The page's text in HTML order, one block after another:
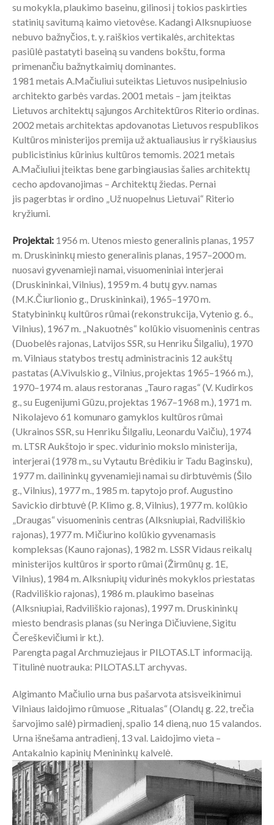
su mokykla, plaukimo baseinu, gilinosi į tokios paskirties
statinių savitumą kaimo vietovėse. Kadangi Alksnupiuose
nebuvo bažnyčios, t. y. raiškios vertikalės, architektas
pasiūlė pastatyti baseiną su vandens bokštu, forma
primenančiu bažnytkaimių dominantes.
1981 metais A.Mačiuliui suteiktas Lietuvos nusipelniusio
architekto garbės vardas. 2001 metais – jam įteiktas
Lietuvos architektų sąjungos Architektūros Riterio ordinas.
2002 metais architektas apdovanotas Lietuvos respublikos
Kultūros ministerijos premija už aktualiausius ir ryškiausius
publicistinius kūrinius kultūros temomis. 2021 metais
A.Mačiuliui įteiktas bene garbingiausias šalies architektų
cecho apdovanojimas – Architektų žiedas. Pernai
jis pagerbtas ir ordino „Už nuopelnus Lietuvai“ Riterio
kryžiumi.
Projektai: 1956 m. Utenos miesto generalinis planas, 1957
m. Druskininkų miesto generalinis planas, 1957–2000 m.
nuosavi gyvenamieji namai, visuomeniniai interjerai
(Druskininkai, Vilnius), 1959 m. 4 butų gyv. namas
(M.K.Čiurlionio g., Druskininkai), 1965–1970 m.
Statybininkų kultūros rūmai (rekonstrukcija, Vytenio g. 6.,
Vilnius), 1967 m. „Nakuotnės“ kolūkio visuomeninis centras
(Duobelės rajonas, Latvijos SSR, su Henriku Šilgaliu), 1970
m. Vilniaus statybos trestų administracinis 12 aukštų
pastatas (A.Vivulskio g., Vilnius, projektas 1965–1966 m.),
1970–1974 m. alaus restoranas „Tauro ragas“ (V. Kudirkos
g., su Eugenijumi Gūzu, projektas 1967–1968 m.), 1971 m.
Nikolajevo 61 komunaro gamyklos kultūros rūmai
(Ukrainos SSR, su Henriku Šilgaliu, Leonardu Vaičiu), 1974
m. LTSR Aukštojo ir spec. vidurinio mokslo ministerija,
interjerai (1978 m., su Vytautu Brėdikiu ir Tadu Baginsku),
1977 m. dailininkų gyvenamieji namai su dirbtuvėmis (Šilo
g., Vilnius), 1977 m., 1985 m. tapytojo prof. Augustino
Savickio dirbtuvė (P. Klimo g. 8, Vilnius), 1977 m. kolūkio
„Draugas“ visuomeninis centras (Alksniupiai, Radviliškio
rajonas), 1977 m. Mičiurino kolūkio gyvenamasis
kompleksas (Kauno rajonas), 1982 m. LSSR Vidaus reikalų
ministerijos kultūros ir sporto rūmai (Žirmūnų g. 1E,
Vilnius), 1984 m. Alksniupių vidurinės mokyklos priestatas
(Radviliškio rajonas), 1986 m. plaukimo baseinas
(Alksniupiai, Radviliškio rajonas), 1997 m. Druskininkų
miesto bendrasis planas (su Neringa Dičiuviene, Sigitu
Čereškevičiumi ir kt.).
Parengta pagal Archmuziejaus ir PILOTAS.LT informaciją.
Titulinė nuotrauka: PILOTAS.LT archyvas.
Algimanto Mačiulio urna bus pašarvota atsisveikinimui
Vilniaus laidojimo rūmuose „Ritualas“ (Olandų g. 22, trečia
šarvojimo salė) pirmadienį, spalio 14 dieną, nuo 15 valandos.
Urna išnešama antradienį, 13 val. Laidojimo vieta –
Antakalnio kapinių Menininkų kalvelė.